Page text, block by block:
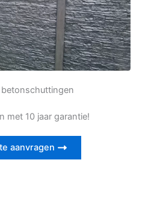
met 10 jaar garantie!
aanvragen